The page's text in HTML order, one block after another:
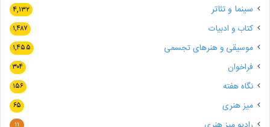
سینما و تئاتر ۴,۱۳۲
کتاب و ادبیات ۱,۴۸۷
موسیقی و هنرهای تجسمی ۱,۴۵۵
فراخوان ۳۰۴
نگاه هفته ۱۵۶
میز هنری ۶۵